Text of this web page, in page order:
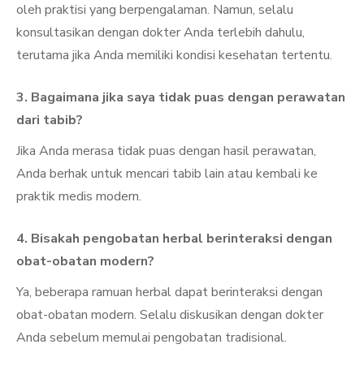
oleh praktisi yang berpengalaman. Namun, selalu
konsultasikan dengan dokter Anda terlebih dahulu,
terutama jika Anda memiliki kondisi kesehatan tertentu.
3. Bagaimana jika saya tidak puas dengan perawatan
dari tabib?
Jika Anda merasa tidak puas dengan hasil perawatan,
Anda berhak untuk mencari tabib lain atau kembali ke
praktik medis modern.
4. Bisakah pengobatan herbal berinteraksi dengan
obat-obatan modern?
Ya, beberapa ramuan herbal dapat berinteraksi dengan
obat-obatan modern. Selalu diskusikan dengan dokter
Anda sebelum memulai pengobatan tradisional.